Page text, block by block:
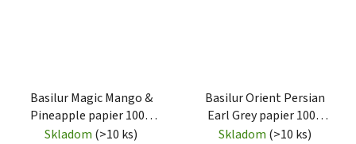
Basilur Magic Mango &
Pineapple papier 100g
(7670)
Skladom (>10 ks)
Basilur Orient Persian
Earl Grey papier 100g
(7668)
Skladom (>10 ks)